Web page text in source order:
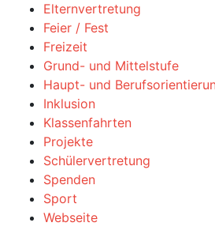
Elternvertretung
Feier / Fest
Freizeit
Grund- und Mittelstufe
Haupt- und
Inklusion
Klassenfahrten
Projekte
Schülervertretung
Spenden
Sport
Webseite